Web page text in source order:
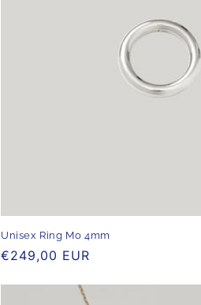
Unisex Ring Mo 4mm
Normaler
€249,00 EUR